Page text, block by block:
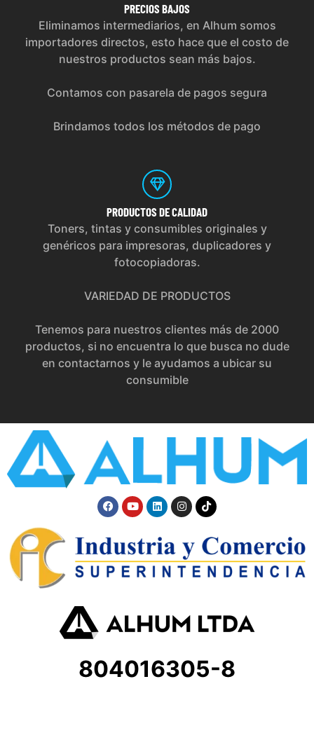
PRECIOS BAJOS
Eliminamos intermediarios, en Alhum somos
importadores directos, esto hace que el costo de
nuestros productos sean más bajos.
Contamos con pasarela de pagos segura
Brindamos todos los métodos de pago
PRODUCTOS DE CALIDAD
Toners, tintas y consumibles originales y
genéricos para impresoras, duplicadores y
fotocopiadoras.
VARIEDAD DE PRODUCTOS
Tenemos para nuestros clientes más de 2000
productos, si no encuentra lo que busca no dude
en contactarnos y le ayudamos a ubicar su
consumible
804016305-8